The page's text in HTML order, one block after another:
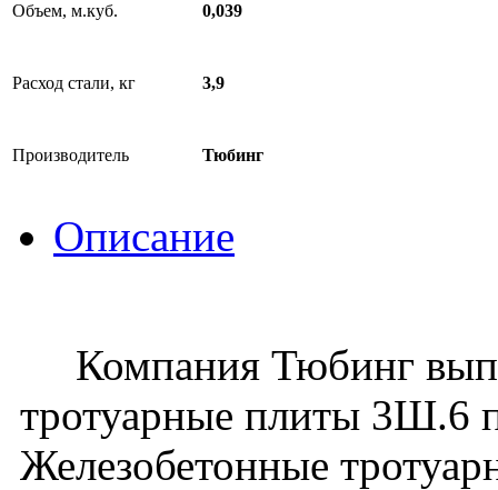
Объем, м.куб. 0,039
Расход стали, кг 3,9
Производитель Тюбинг
Описание
Компания Тюбинг
тротуарные плиты 3Ш.6
Железобетонные